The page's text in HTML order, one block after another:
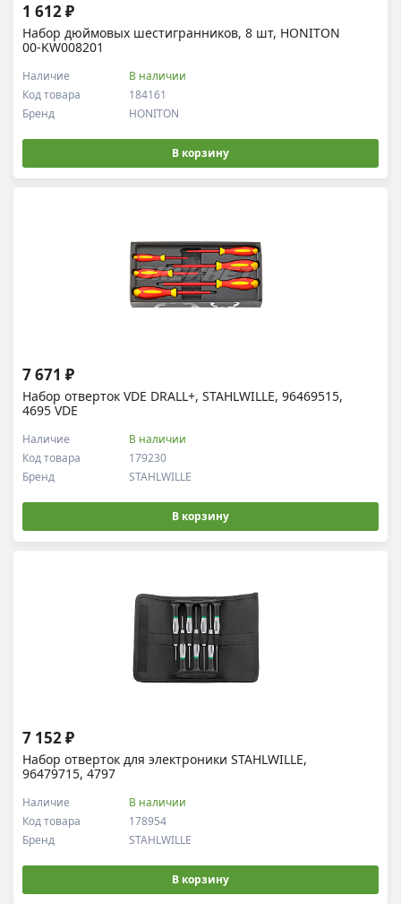
Набор дюймовых шестигранников, 8 шт, HONITON
00-KW008201
Код товара 184161
Наличие В наличии
Бренд HONITON
1 612 ₽
В корзину
Набор отверток VDE DRALL+, STAHLWILLE, 96469515,
4695 VDE
Код товара 179230
Наличие В наличии
Бренд STAHLWILLE
7 671 ₽
В корзину
Набор отверток для электроники STAHLWILLE,
96479715, 4797
Код товара 178954
Наличие В наличии
Бренд STAHLWILLE
7 152 ₽
В корзину